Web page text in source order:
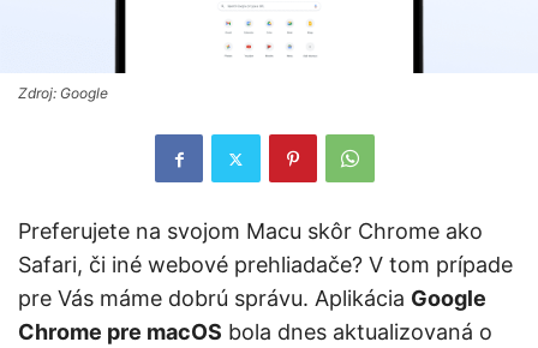
Zdroj: Google
Preferujete na svojom Macu skôr Chrome ako
Safari, či iné webové prehliadače? V tom prípade
pre Vás máme dobrú správu. Aplikácia Google
Chrome pre macOS bola dnes aktualizovaná o